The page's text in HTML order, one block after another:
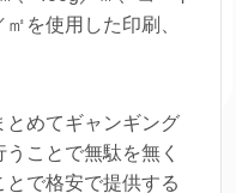
を使用した印刷、
とめてギャンギング
ことで無駄を無く
とで格安で提供する